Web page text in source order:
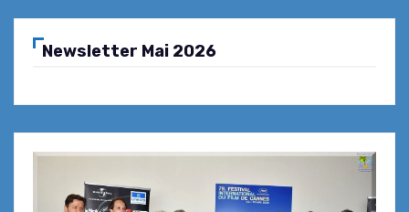
Newsletter Mai 2026